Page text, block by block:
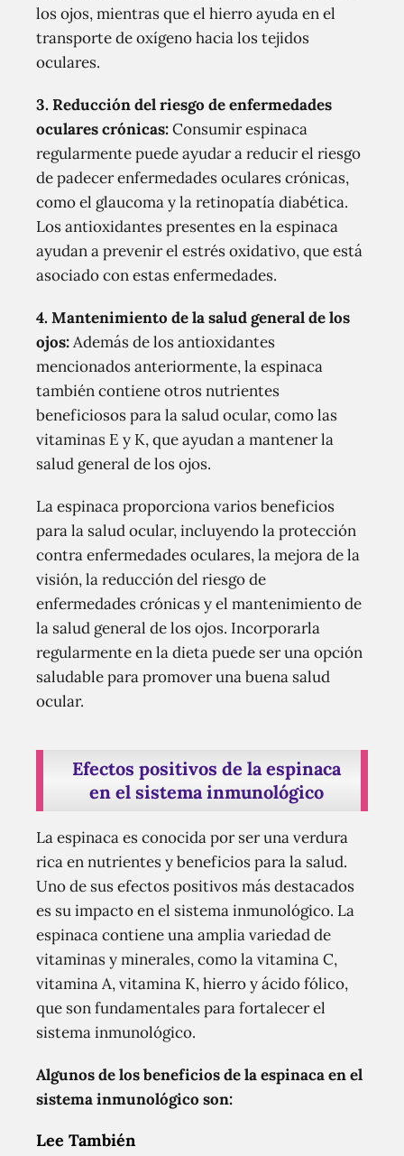
los ojos, mientras que el hierro ayuda en el
transporte de oxígeno hacia los tejidos
oculares.
3. Reducción del riesgo de enfermedades
oculares crónicas:Consumir espinaca
regularmente puede ayudar a reducir el riesgo
de padecer enfermedades oculares crónicas,
como el glaucoma y la retinopatía diabética.
Los antioxidantes presentes en la espinaca
ayudan a prevenir el estrés oxidativo, que está
asociado con estas enfermedades.
4. Mantenimiento de la salud general de los
ojos:Además de los antioxidantes
mencionados anteriormente, la espinaca
también contiene otros nutrientes
beneficiosos para la salud ocular, como las
vitaminas E y K, que ayudan a mantener la
salud general de los ojos.
La espinaca proporciona varios beneficios
para la salud ocular, incluyendo la protección
contra enfermedades oculares, la mejora de la
visión, la reducción del riesgo de
enfermedades crónicas y el mantenimiento de
la salud general de los ojos. Incorporarla
regularmente en la dieta puede ser una opción
saludable para promover una buena salud
ocular.
Efectos positivos de la espinaca
en el sistema inmunológico
La espinaca es conocida por ser una verdura
rica en nutrientes y beneficios para la salud.
Uno de sus efectos positivos más destacados
es su impacto en el sistema inmunológico. La
espinaca contiene una amplia variedad de
vitaminas y minerales, como la vitamina C,
vitamina A, vitamina K, hierro y ácido fólico,
que son fundamentales para fortalecer el
sistema inmunológico.
Algunos de los beneficios de la espinaca en el
sistema inmunológico son:
Lee También